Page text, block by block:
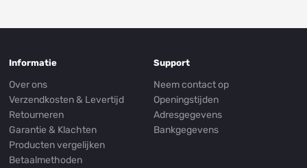
Informatie
Over ons
Verzendkosten & Levertijd
Retourneren
Garantie & Klachten
Producten vergelijken
Betaalmethoden
Support
Neem contact op
Openingstijden
Adresgegevens
Bankgegevens